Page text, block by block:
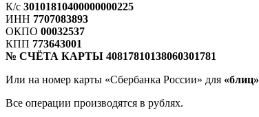
К/с 30101810400000000225
ИНН 7707083893
ОКПО 00032537
КПП 773643001
№ СЧЁТА КАРТЫ 40817810138060301781
Или на номер карты «Сбербанка России» для «блиц»
Все операции производятся в рублях.